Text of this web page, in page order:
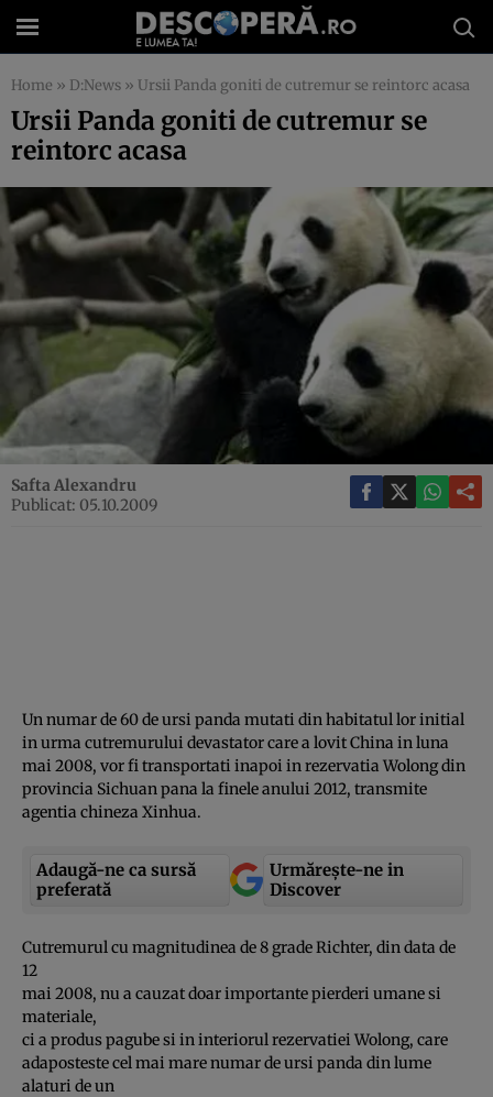
Home » D:News » Ursii Panda goniti de cutremur se reintorc acasa
Ursii Panda goniti de cutremur se
reintorc acasa
Safta Alexandru
Publicat: 05.10.2009
Un numar de 60 de ursi panda mutati din habitatul lor initial
in urma cutremurului devastator care a lovit China in luna
mai 2008, vor fi transportati inapoi in rezervatia Wolong din
provincia Sichuan pana la finele anului 2012, transmite
agentia chineza Xinhua.
Adaugă-ne ca sursă
preferată
Urmărește-ne in
Discover
Cutremurul cu magnitudinea de 8 grade Richter, din data de
12
mai 2008, nu a cauzat doar importante pierderi umane si
materiale,
ci a produs pagube si in interiorul rezervatiei Wolong, care
adaposteste cel mai mare numar de ursi panda din lume
alaturi de un